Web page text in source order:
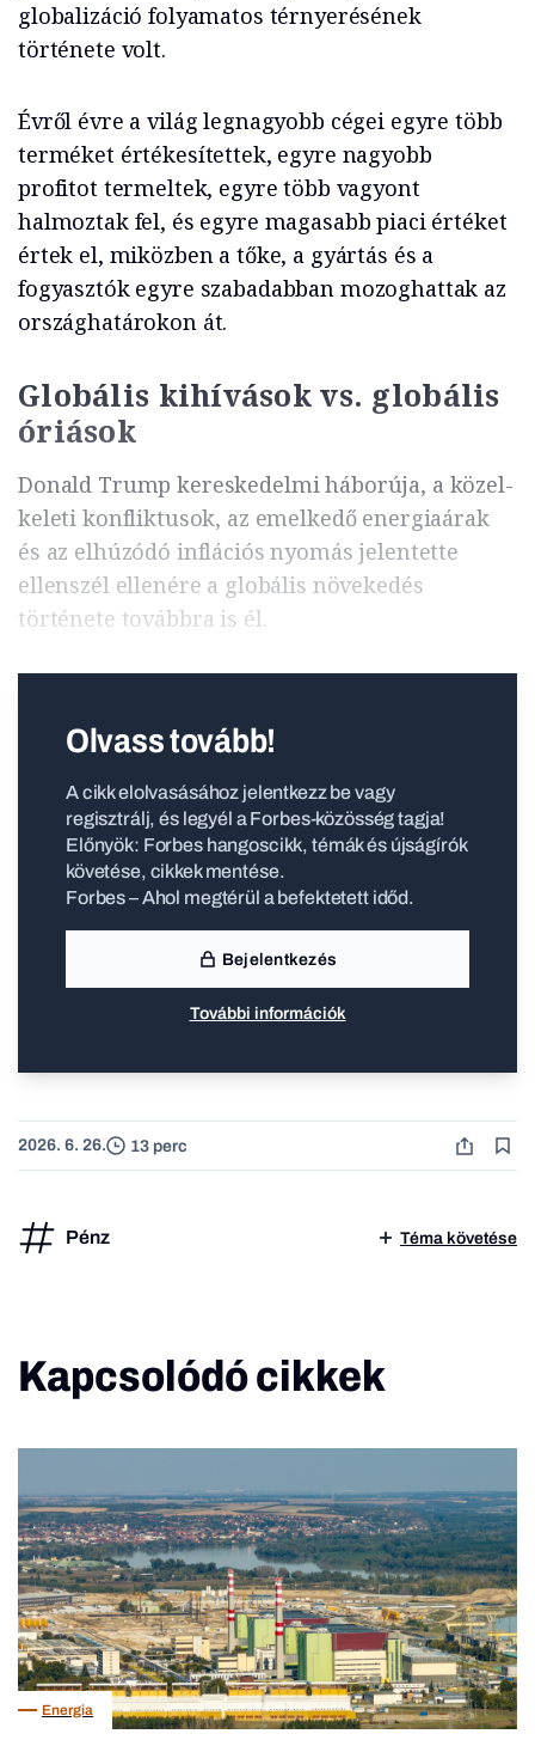
globalizáció folyamatos térnyerésének
története volt.
Évről évre a világ legnagyobb cégei egyre több
terméket értékesítettek, egyre nagyobb
profitot termeltek, egyre több vagyont
halmoztak fel, és egyre magasabb piaci értéket
értek el, miközben a tőke, a gyártás és a
fogyasztók egyre szabadabban mozoghattak az
országhatárokon át.
Globális kihívások vs. globális
óriások
Donald Trump kereskedelmi háborúja, a közel-
keleti konfliktusok, az emelkedő energiaárak
és az elhúzódó inflációs nyomás jelentette
ellenszél ellenére a globális növekedés
története továbbra is él.
Olvass tovább!
A cikk elolvasásához jelentkezz be vagy
regisztrálj, és legyél a Forbes-közösség tagja!
Előnyök: Forbes hangoscikk, témák és újságírók
követése, cikkek mentése.
Forbes – Ahol megtérül a befektetett időd.
Bejelentkezés
További információk
2026. 6. 26. 13 perc
Pénz Téma követése
Kapcsolódó cikkek
Energia